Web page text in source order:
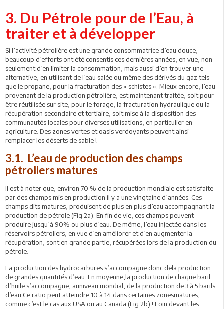
3. Du Pétrole pour de l’Eau, à
traiter et à développer
Si l’activité pétrolière est une grande consommatrice d’eau douce,
beaucoup d’efforts ont été consentis ces dernières années, en vue, non
seulement d’en limiter la consommation, mais aussi d’en trouver une
alternative, en utilisant de l’eau salée ou même des dérivés du gaz tels
que le propane, pour la fracturation des « schistes ». Mieux encore, l’eau
provenant de la production pétrolière, est maintenant traitée, soit pour
être réutilisée sur site, pour le forage, la fracturation hydraulique ou la
récupération secondaire et tertiaire, soit mise à la disposition des
communautés locales pour diverses utilisations, en particulier en
agriculture. Des zones vertes et oasis verdoyants peuvent ainsi
remplacer les déserts de sable !
3.1. L’eau de production des champs
pétroliers matures
Il est à noter que, environ 70 % de la production mondiale est satisfaite
par des champs mis en production il y a une vingtaine d’années. Ces
champs dits matures, produisent de plus en plus d’eau accompagnant la
production de pétrole (Fig.2a). En fin de vie, ces champs peuvent
produire jusqu’à 90% ou plus d’eau. De même, l’eau injectée dans les
réservoirs pétroliers, en vue d’en améliorer et d’en augmenter la
récupération, sont en grande partie, récupérées lors de la production du
pétrole.
La production des hydrocarbures s’accompagne donc dela production
de grandes quantités d’eau. En moyenne,la production de chaque baril
d’huile s’accompagne, auniveau mondial, de la production de 3 à 5 barils
d’eau.Ce ratio peut atteindre 10 à 14 dans certaines zonesmatures,
comme c’est le cas aux USA ou au Canada (Fig.2b) ! Loin devant les